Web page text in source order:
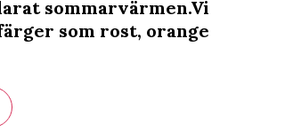
sommarvärmen.Vi
som rost, orange